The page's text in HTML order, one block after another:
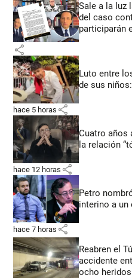
Sale a la luz
del caso
participarán
share
Luto entre
de sus
hace 5 horas share
Cuatro años
la relación
hace 12 horas share
Petro
interino a un
hace 7 horas share
Reabren el
accidente
ocho heridos